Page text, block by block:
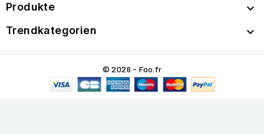
Produkte 
Trendkategorien 
© 2026 - Foo.fr